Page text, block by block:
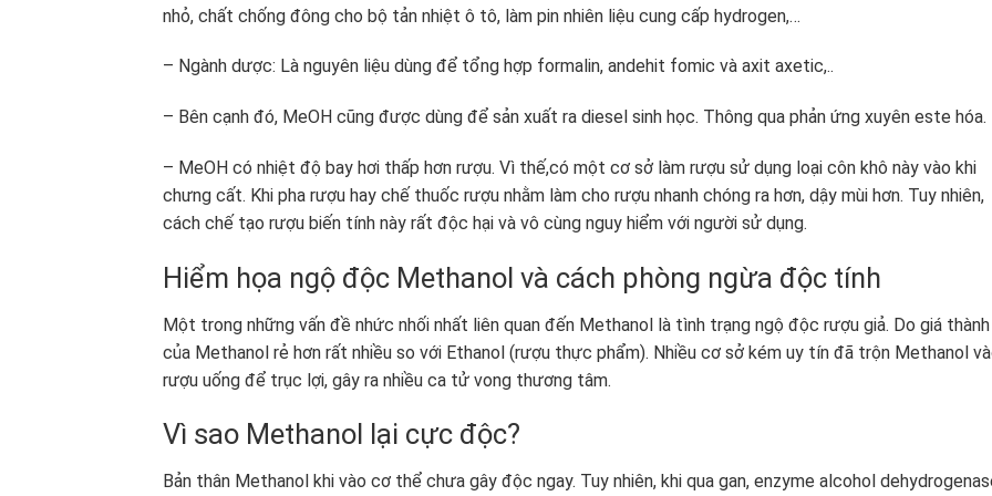
nhỏ, chất chống đông cho bộ tản nhiệt ô tô, làm pin nhiên liệu cung cấp hydrogen,…
– Ngành dược: Là nguyên liệu dùng để tổng hợp formalin, andehit fomic và axit axetic,..
– Bên cạnh đó, MeOH cũng được dùng để sản xuất ra diesel sinh học. Thông qua phản ứng xuyên este hóa.
– MeOH có nhiệt độ bay hơi thấp hơn rượu. Vì thế,có một cơ sở làm rượu sử dụng loại côn khô này vào khi
chưng cất. Khi pha rượu hay chế thuốc rượu nhằm làm cho rượu nhanh chóng ra hơn, dậy mùi hơn. Tuy nhiên,
cách chế tạo rượu biến tính này rất độc hại và vô cùng nguy hiểm với người sử dụng.
Hiểm họa ngộ độc Methanol và cách phòng ngừa độc tính
Một trong những vấn đề nhức nhối nhất liên quan đến Methanol là tình trạng ngộ độc rượu giả. Do giá thành
của Methanol rẻ hơn rất nhiều so với Ethanol (rượu thực phẩm). Nhiều cơ sở kém uy tín đã trộn Methanol
rượu uống để trục lợi, gây ra nhiều ca tử vong thương tâm.
Vì sao Methanol lại cực độc?
Bản thân Methanol khi vào cơ thể chưa gây độc ngay. Tuy nhiên, khi qua gan, enzyme alcohol